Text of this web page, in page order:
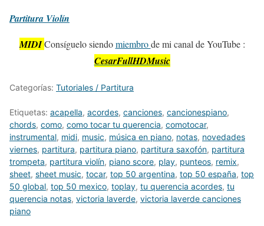
Partitura Violín
MIDI Consíguelo siendomiembrode mi canal de YouTube :
CesarFullHDMusic
Categorías: Tutoriales / Partitura
Etiquetas: acapella, acordes, canciones, cancionespiano,
chords, como, como tocar tu querencia, comotocar,
instrumental, midi, music, música en piano, notas, novedades
viernes, partitura, partitura piano, partitura saxofón, partitura
trompeta, partitura violín, piano score, play, punteos, remix,
sheet, sheet music, tocar, top 50 argentina, top 50 españa, top
50 global, top 50 mexico, toplay, tu querencia acordes, tu
querencia notas, victoria laverde, victoria laverde canciones
piano